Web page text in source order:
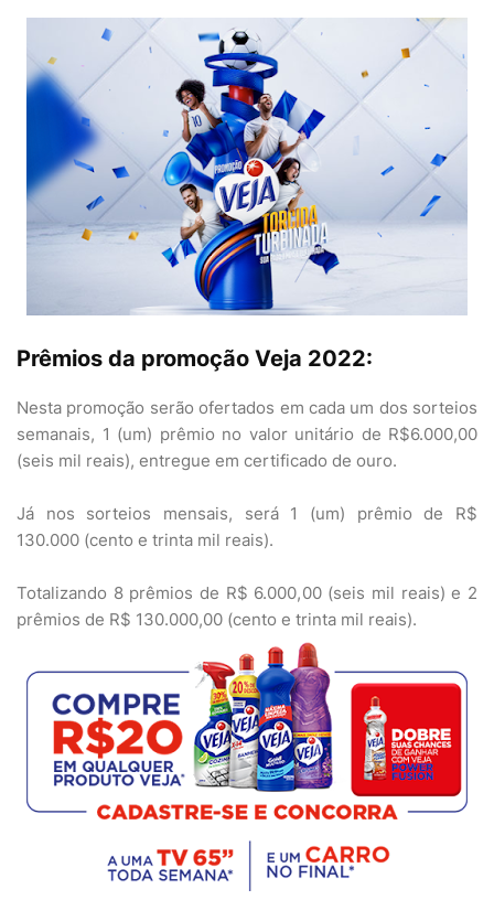
Prêmios da promoção Veja 2022:
Nesta promoção serão ofertados em cada um dos sorteios
semanais, 1 (um) prêmio no valor unitário de R$6.000,00
(seis mil reais), entregue em certificado de ouro.
Já nos sorteios mensais, será 1 (um) prêmio de R$
130.000 (cento e trinta mil reais).
Totalizando 8 prêmios de R$ 6.000,00 (seis mil reais) e 2
prêmios de R$ 130.000,00 (cento e trinta mil reais).